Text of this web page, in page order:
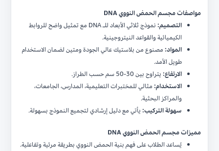
مواصفات مجسم الحمض النووي DNA
التصميم:
نموذج ثلاثي الأبعاد للـ DNA مع تمثيل واضح للروابط
الكيميائية والقواعد النيتروجينية.
المواد: مصنوع من بلاستيك عالي الجودة ومتين لضمان الاستخدام
طويل الأمد.
الارتفاع: يتراوح بين 30-50 سم حسب الطراز.
الاستخدام: مثالي للمختبرات التعليمية، المدارس، الجامعات،
والمراكز البحثية.
سهولة التركيب: يأتي مع دليل إرشادي لتجميع النموذج بسهولة.
مميزات مجسم الحمض النووي DNA
يُساعد الطلاب على فهم بنية الحمض النووي بطريقة مرئية وتفاعلية.